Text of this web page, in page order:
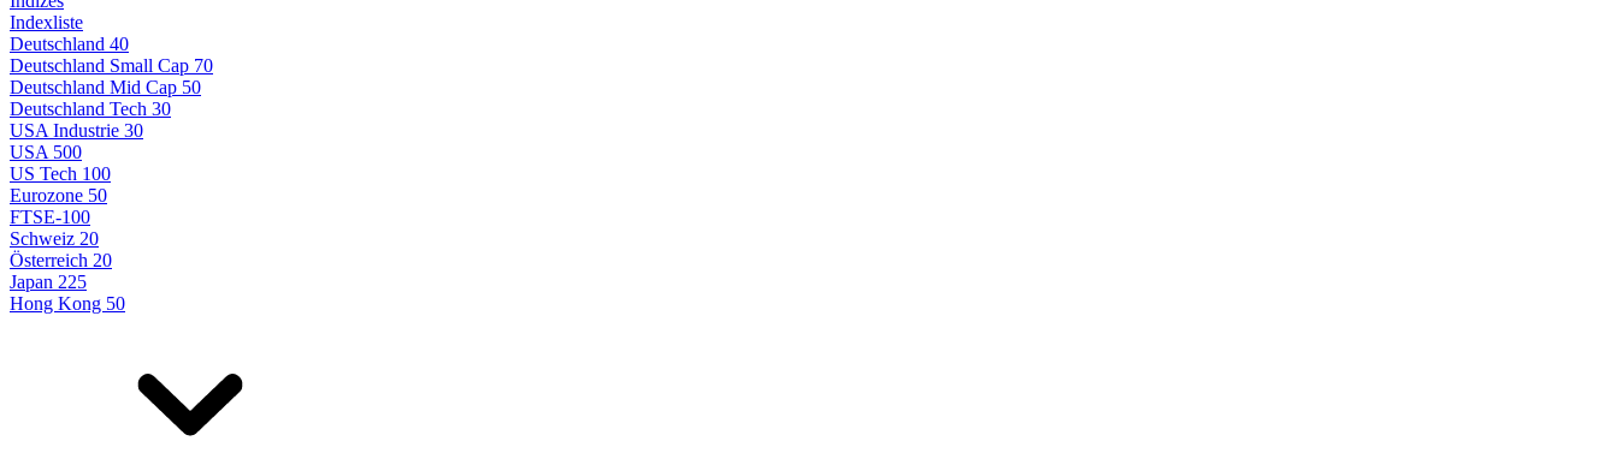
Indexliste
Deutschland 40
Deutschland Small Cap 70
Deutschland Mid Cap 50
Deutschland Tech 30
USA Industrie 30
USA 500
US Tech 100
Eurozone 50
FTSE-100
Schweiz 20
Österreich 20
Japan 225
Hong Kong 50